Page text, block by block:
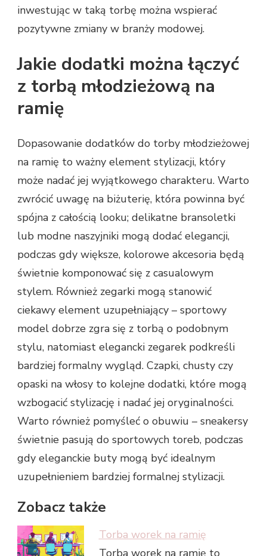
inwestując w taką torbę można wspierać
pozytywne zmiany w branży modowej.
Jakie dodatki można łączyć
z torbą młodzieżową na
ramię
Dopasowanie dodatków do torby młodzieżowej
na ramię to ważny element stylizacji, który
może nadać jej wyjątkowego charakteru. Warto
zwrócić uwagę na biżuterię, która powinna być
spójna z całością looku; delikatne bransoletki
lub modne naszyjniki mogą dodać elegancji,
podczas gdy większe, kolorowe akcesoria będą
świetnie komponować się z casualowym
stylem. Również zegarki mogą stanowić
ciekawy element uzupełniający – sportowy
model dobrze zgra się z torbą o podobnym
stylu, natomiast elegancki zegarek podkreśli
bardziej formalny wygląd. Czapki, chusty czy
opaski na włosy to kolejne dodatki, które mogą
wzbogacić stylizację i nadać jej oryginalności.
Warto również pomyśleć o obuwiu – sneakersy
świetnie pasują do sportowych toreb, podczas
gdy eleganckie buty mogą być idealnym
uzupełnieniem bardziej formalnej stylizacji.
Zobacz także
Torba worek na ramię
Torba worek na ramię to